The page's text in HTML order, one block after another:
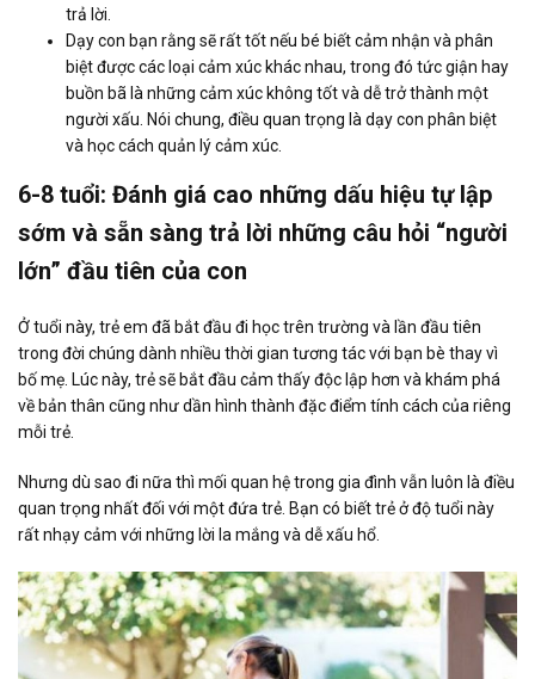
trả lời.
Dạy con bạn rằng sẽ rất tốt nếu bé biết cảm nhận và phân
biệt được các loại cảm xúc khác nhau, trong đó tức giận hay
buồn bã là những cảm xúc không tốt và dễ trở thành một
người xấu. Nói chung, điều quan trọng là dạy con phân biệt
và học cách quản lý cảm xúc.
6-8 tuổi: Đánh giá cao những dấu hiệu tự lập
sớm và sẵn sàng trả lời những câu hỏi “người
lớn” đầu tiên của con
Ở tuổi này, trẻ em đã bắt đầu đi học trên trường và lần đầu tiên
trong đời chúng dành nhiều thời gian tương tác với bạn bè thay vì
bố mẹ. Lúc này, trẻ sẽ bắt đầu cảm thấy độc lập hơn và khám phá
về bản thân cũng như dần hình thành đặc điểm tính cách của riêng
mỗi trẻ.
Nhưng dù sao đi nữa thì mối quan hệ trong gia đình vẫn luôn là điều
quan trọng nhất đối với một đứa trẻ. Bạn có biết trẻ ở độ tuổi này
rất nhạy cảm với những lời la mắng và dễ xấu hổ.